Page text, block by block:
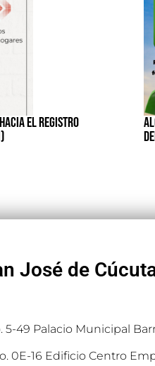
EL REGISTRO
José de
5-49 Palacio Municipal
0E-16 Edificio Centro